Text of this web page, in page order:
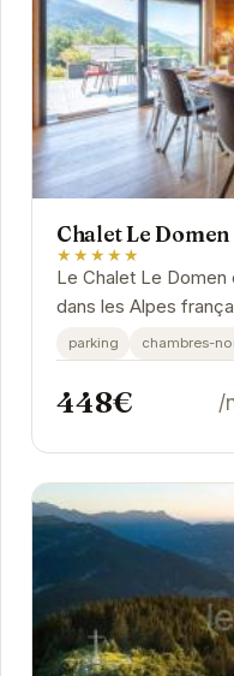
Chalet Le
★★★★★
Le Chalet Le Domen
dans les Alpes
exceptionnel, ce
est...
parking chambres-
448€ /